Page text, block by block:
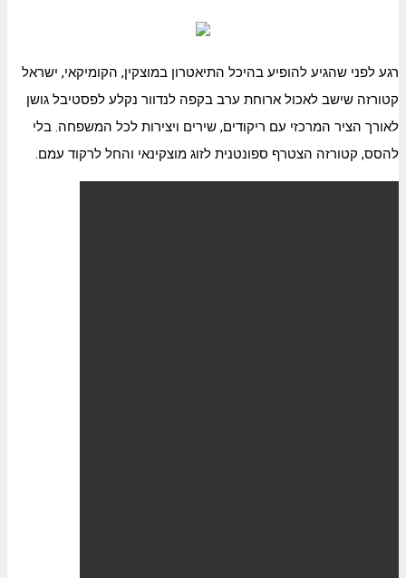
רגע לפני שהגיע להופיע בהיכל התיאטרון במוצקין, הקומיקאי, ישראל
קטורזה שישב לאכול ארוחת ערב בקפה לנדוור נקלע לפסטיבל גושן
לאורך הציר המרכזי עם ריקודים, שירים ויצירות לכל המשפחה. בלי
להסס, קטורזה הצטרף ספונטנית לזוג מוצקינאי והחל לרקוד עמם.